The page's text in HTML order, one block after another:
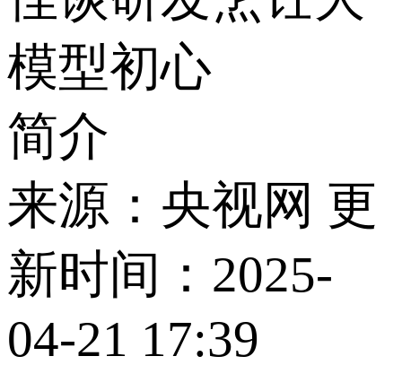
模型初心
简介
来源：央视网 更
新时间：2025-
04-21 17:39